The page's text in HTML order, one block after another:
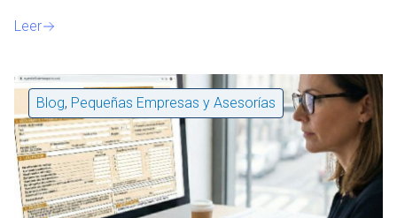
Leer
Blog, Pequeñas Empresas y Asesorías